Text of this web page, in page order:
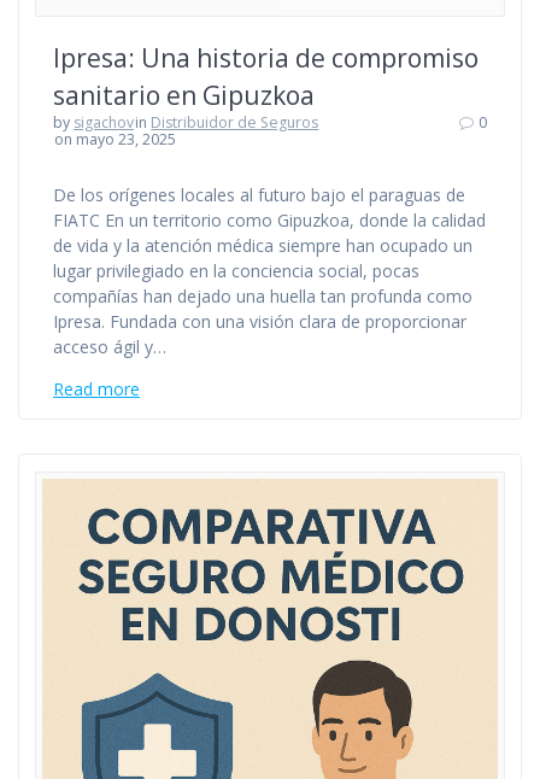
Ipresa: Una historia de compromiso
sanitario en Gipuzkoa
by sigachovin Distribuidor de Seguros
on mayo 23, 2025
0
De los orígenes locales al futuro bajo el paraguas de
FIATC En un territorio como Gipuzkoa, donde la calidad
de vida y la atención médica siempre han ocupado un
lugar privilegiado en la conciencia social, pocas
compañías han dejado una huella tan profunda como
Ipresa. Fundada con una visión clara de proporcionar
acceso ágil y…
Read more